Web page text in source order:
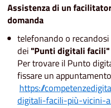
Assistenza di un
domanda
telefonando o
dei "Punti digitali facili"
Per trovare il Punto
fissare un
https://
digitali-facili-più-vicini-